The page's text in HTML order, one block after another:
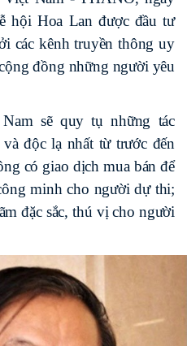
hội Hoa Lan được đầu tư
các kênh truyền thông uy
đồng những người yêu
sẽ quy tụ những tác
độc lạ nhất từ trước đến
có giao dịch mua bán để
minh cho người dự thi;
đặc sắc, thú vị cho người